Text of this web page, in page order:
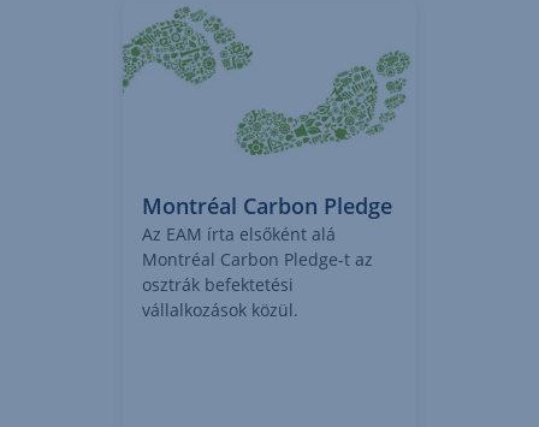
Tovább az ESG levélre
Megnyitás
új
Montréal Carbon Pledge
Az EAM írta elsőként alá
Montréal Carbon Pledge-t az
osztrák befektetési
vállalkozások közül.